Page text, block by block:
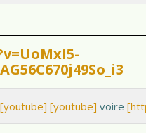
[youtube] [youtube] voire